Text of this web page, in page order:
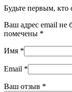
Будьте первым, кто
Ваш адрес email не
помечены *
Имя *
Email *
Ваш отзыв *